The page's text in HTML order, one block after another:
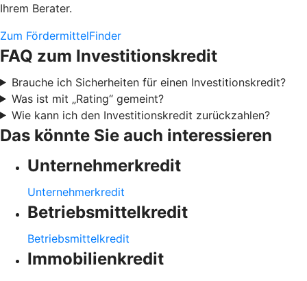
Ihrem Berater.
Zum FördermittelFinder
FAQ zum Investitionskredit
Brauche ich Sicherheiten für einen Investitionskredit?
Was ist mit „Rating“ gemeint?
Wie kann ich den Investitionskredit zurückzahlen?
Das könnte Sie auch interessieren
Unternehmerkredit
Unternehmerkredit
Betriebsmittelkredit
Betriebsmittelkredit
Immobilienkredit